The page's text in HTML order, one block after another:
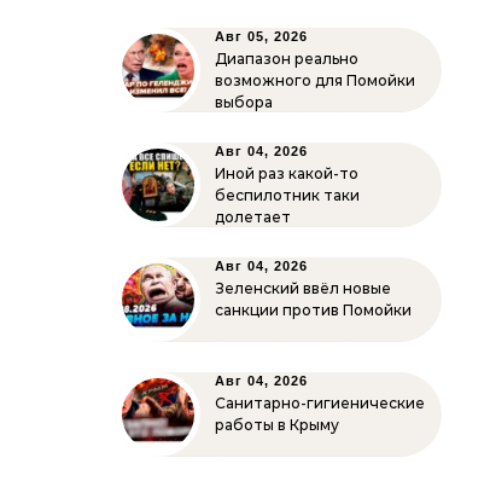
Авг 05, 2026
Диапазон реально
возможного для Помойки
выбора
Авг 04, 2026
Иной раз какой-то
беспилотник таки
долетает
Авг 04, 2026
Зеленский ввёл новые
санкции против Помойки
Авг 04, 2026
Санитарно-гигиенические
работы в Крыму